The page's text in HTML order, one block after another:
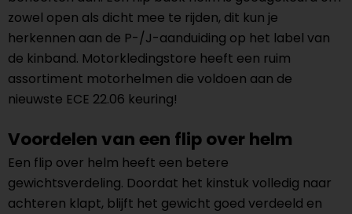
zowel open als dicht mee te rijden, dit kun je
herkennen aan de P-/J-aanduiding op het label van
de kinband. Motorkledingstore heeft een ruim
assortiment motorhelmen die voldoen aan de
nieuwste ECE 22.06 keuring!
Voordelen van een flip over helm
Een flip over helm heeft een betere
gewichtsverdeling. Doordat het kinstuk volledig naar
achteren klapt, blijft het gewicht goed verdeeld en